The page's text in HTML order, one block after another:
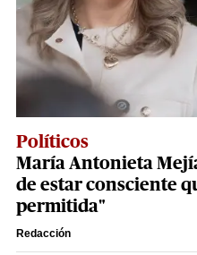
Políticos
María Antonieta
de estar consciente
permitida"
Redacción